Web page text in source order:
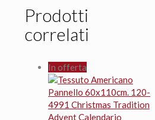
Prodotti
correlati
In offerta